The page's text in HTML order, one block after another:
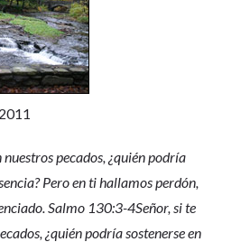
nuestros pecados, ¿quién podría
Pero en ti hallamos perdón,
Salmo 130:3-4Señor, si te
¿quién podría sostenerse en